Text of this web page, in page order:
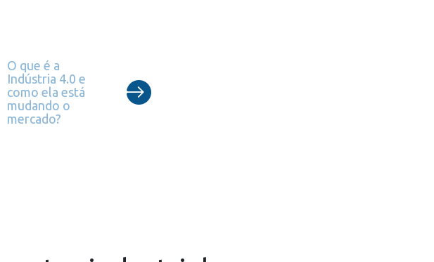
O que é a
Indústria 4.0 e
como ela está
mudando o
mercado?